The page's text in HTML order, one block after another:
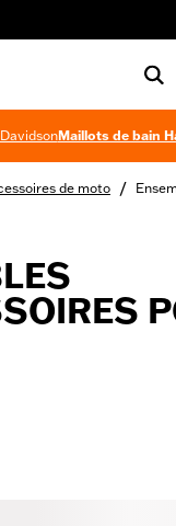
Maillots de bain
de moto /